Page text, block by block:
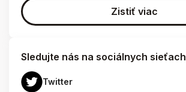
Zistiť viac
Sledujte nás na sociálnych sieťach
Twitter